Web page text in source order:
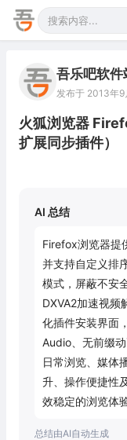
吾乐吧软件
发布于 2013年
火狐浏览器
扩展同步插件）
AI 总结
Firefox浏览器提
并支持自定义排
模式，屏蔽不安
DXVA2加速视频
化插件安装界面
Audio、无前缀
日常浏览、媒体
升、操作便捷性
效稳定的浏览体验